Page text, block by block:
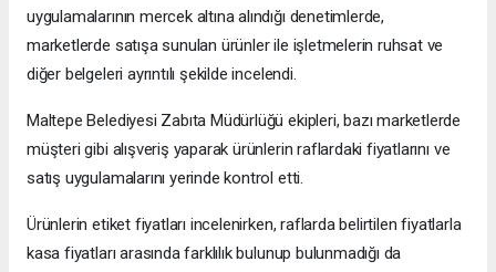
uygulamalarının mercek altına alındığı denetimlerde,
marketlerde satışa sunulan ürünler ile işletmelerin ruhsat ve
diğer belgeleri ayrıntılı şekilde incelendi.
Maltepe Belediyesi Zabıta Müdürlüğü ekipleri, bazı marketlerde
müşteri gibi alışveriş yaparak ürünlerin raflardaki fiyatlarını ve
satış uygulamalarını yerinde kontrol etti.
Ürünlerin etiket fiyatları incelenirken, raflarda belirtilen fiyatlarla
kasa fiyatları arasında farklılık bulunup bulunmadığı da